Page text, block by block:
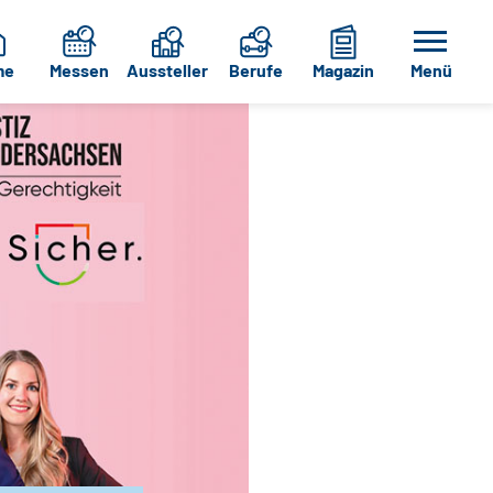
Messen Aussteller Berufe Magazin Menü